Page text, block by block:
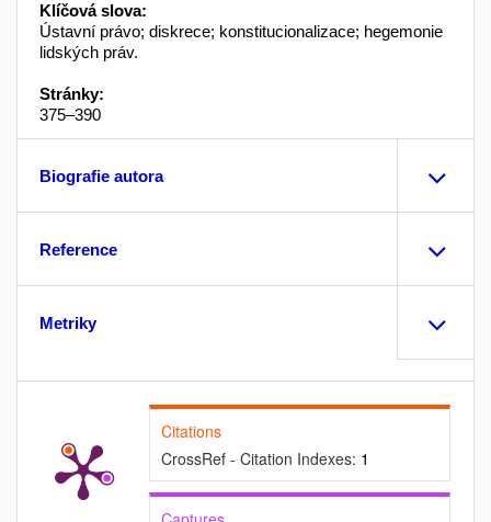
Klíčová slova:
Ústavní právo; diskrece; konstitucionalizace; hegemonie
lidských práv.
Stránky:
375–390
Biografie autora
Reference
Metriky
Citations
CrossRef - Citation Indexes: 1